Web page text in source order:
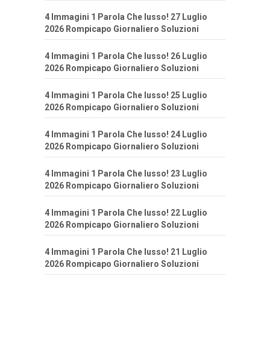
4 Immagini 1 Parola Che lusso! 27 Luglio
2026 Rompicapo Giornaliero Soluzioni
4 Immagini 1 Parola Che lusso! 26 Luglio
2026 Rompicapo Giornaliero Soluzioni
4 Immagini 1 Parola Che lusso! 25 Luglio
2026 Rompicapo Giornaliero Soluzioni
4 Immagini 1 Parola Che lusso! 24 Luglio
2026 Rompicapo Giornaliero Soluzioni
4 Immagini 1 Parola Che lusso! 23 Luglio
2026 Rompicapo Giornaliero Soluzioni
4 Immagini 1 Parola Che lusso! 22 Luglio
2026 Rompicapo Giornaliero Soluzioni
4 Immagini 1 Parola Che lusso! 21 Luglio
2026 Rompicapo Giornaliero Soluzioni